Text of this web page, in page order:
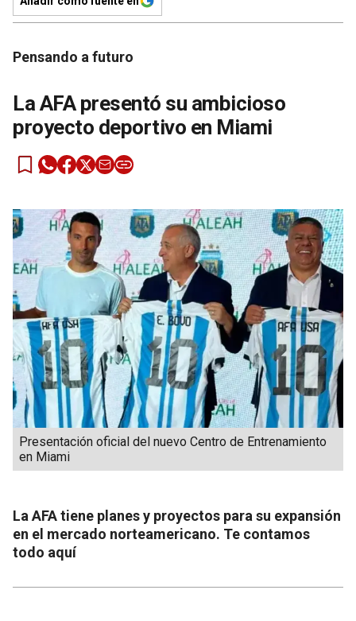
Pensando a futuro
La AFA presentó su ambicioso
proyecto deportivo en Miami
Presentación oficial del nuevo Centro de Entrenamiento
en Miami
La AFA tiene planes y proyectos para su expansión
en el mercado norteamericano. Te contamos
todo aquí